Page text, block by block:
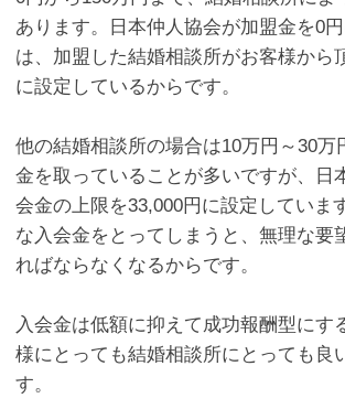
あります。日本仲人協会が加盟金を0
は、加盟した結婚相談所がお客様から
に設定しているからです。
他の結婚相談所の場合は10万円～30万
金を取っていることが多いですが、日
会金の上限を33,000円に設定していま
な入会金をとってしまうと、無理な要
ればならなくなるからです。
入会金は低額に抑えて成功報酬型にす
様にとっても結婚相談所にとっても良
す。